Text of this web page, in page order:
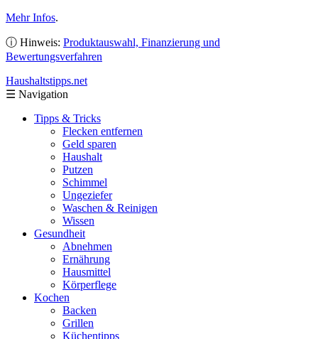
Mehr Infos.
ⓘ Hinweis: Produktauswahl, Finanzierung und
Bewertungsverfahren
Haushaltstipps.net
☰ Navigation
Tipps & Tricks
Flecken entfernen
Geld sparen
Haushalt
Putzen
Schimmel
Ungeziefer
Waschen & Reinigen
Wissen
Gesundheit
Abnehmen
Ernährung
Hausmittel
Körperflege
Kochen
Backen
Grillen
Küchentipps